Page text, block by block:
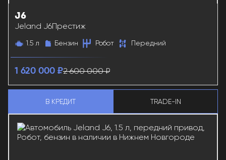
J6
Jeland J6Престиж
1.5 л Бензин Робот Передний
1 620 000 ₽2 600 000 ₽
В КРЕДИТ TRADE-IN